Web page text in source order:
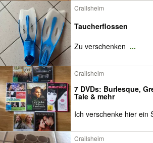
Crailsheim
Taucherflossen
Zu verschenken ...
Crailsheim
7 DVDs: Burlesque,
Tale & mehr
Ich verschenke hier ein
Crailsheim